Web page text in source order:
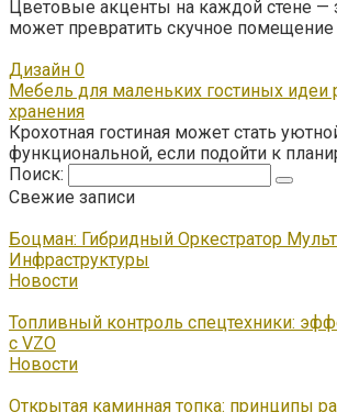
Цветовые акценты на каждой стене —
может превратить скучное помещение
Дизайн 0
Мебель для маленьких гостиных идеи
хранения
Крохотная гостиная может стать
функциональной, если подойти к
Поиск:
Свежие записи
Боцман: Гибридный Оркестратор
Инфраструктуры
Новости
Топливный контроль спецтехники:
с VZO
Новости
Открытая каминная топка: принципы